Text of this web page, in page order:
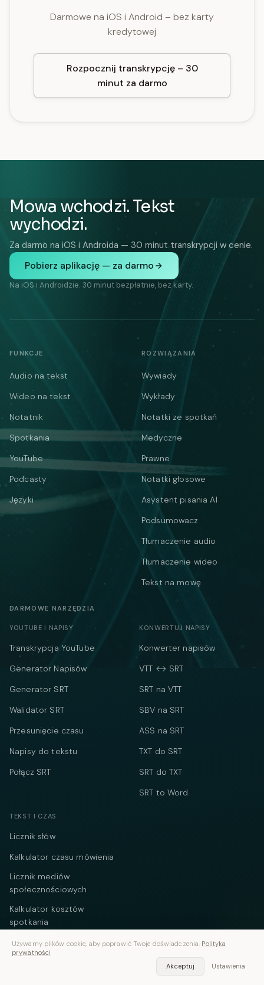
Darmowe na iOS i Android – bez karty
kredytowej
Rozpocznij transkrypcję – 30
minut za darmo
Mowa wchodzi. Tekst
wychodzi.
Za darmo na iOS i Androida — 30 minut transkrypcji w cenie.
Pobierz aplikację — za darmo
Na iOS i Androidzie. 30 minut bezpłatnie, bez karty.
FUNKCJE
Audio na tekst
Wideo na tekst
Notatnik
Spotkania
YouTube
Podcasty
Języki
ROZWIĄZANIA
Wywiady
Wykłady
Notatki ze spotkań
Medyczne
Prawne
Notatki głosowe
Asystent pisania AI
Podsumowacz
Tłumaczenie audio
Tłumaczenie wideo
Tekst na mowę
DARMOWE NARZĘDZIA
YOUTUBE I NAPISY
Transkrypcja YouTube
Generator Napisów
Generator SRT
Walidator SRT
Przesunięcie czasu
Napisy do tekstu
Połącz SRT
KONWERTUJ NAPISY
Konwerter napisów
VTT ↔ SRT
SRT na VTT
SBV na SRT
ASS na SRT
TXT do SRT
SRT do TXT
SRT to Word
TEKST I CZAS
Licznik słów
Kalkulator czasu mówienia
Licznik mediów
społecznościowych
Kalkulator kosztów
spotkania
Timer online
Używamy plików cookie, aby poprawić Twoje doświadczenia. Polityka
prywatności
Akceptuj
Ustawienia